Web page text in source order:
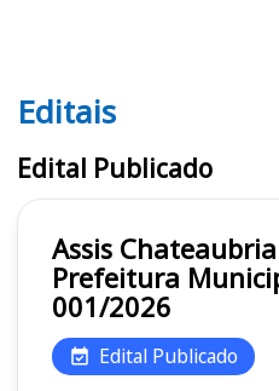
Editais
Editais
Edital Publicado
Assis
Prefeitura
001/2026
Edital Publicado